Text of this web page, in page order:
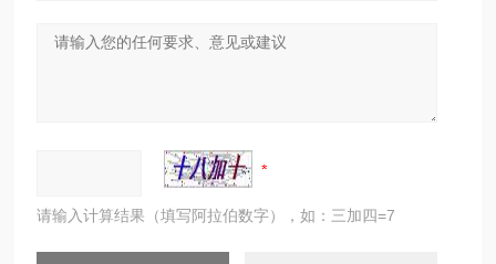
请输入计算结果（填写阿拉伯数字），如：三加四=7